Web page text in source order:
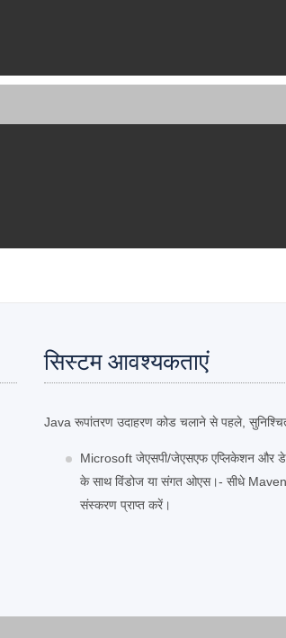
सिस्टम आवश्यकताएं
Java रूपांतरण उदाहरण कोड चलाने से पहले, सुनिश्चित
Microsoft जेएसपी/जेएसएफ एप्लिकेशन और
के साथ विंडोज या संगत ओएस।- सीधे
संस्करण प्राप्त करें।